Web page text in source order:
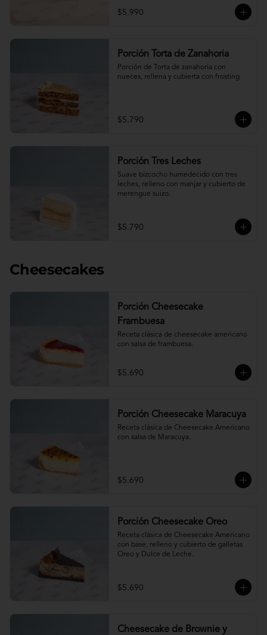
$5.990
Porción Torta de Zanahoria
Porción de Torta de zanahoria con
nueces, rellena y cubierta con frosting
$5.790
Porción Tres Leches
Suave bizcocho humedecido con tres
leches, relleno con manjar y cubierto de
merengue suizo.
$5.790
Cheesecakes
Porción Cheesecake
Frambuesa
Receta clásica de cheesecake americano
con salsa de frambuesa.
$5.690
Porción Cheesecake Maracuya
Receta clásica de Cheesecake Americano
con salsa de Maracuya.
$5.690
Porción Cheesecake Oreo
Receta clásica de Cheesecake Americano
con base, relleno y cubierto de galletas
Oreo y Dulce de Leche.
$5.690
Cheesecake de Brownie y